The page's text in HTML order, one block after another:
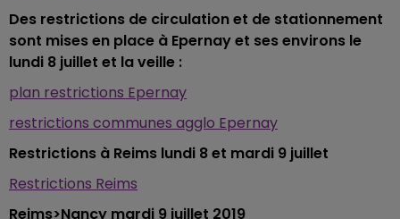
Des restrictions de circulation et de stationnement
sont mises en place à Epernay et ses environs le
lundi 8 juillet et la veille :
plan restrictions Epernay
restrictions communes agglo Epernay
Restrictions à Reims lundi 8 et mardi 9 juillet
Restrictions Reims
Reims>Nancy mardi 9 juillet 2019